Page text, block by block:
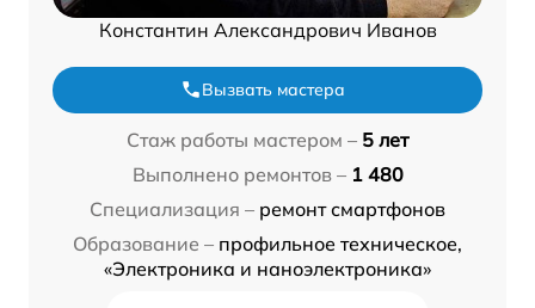
Константин Александрович Иванов
Вызвать мастера
Стаж работы мастером – 5 лет
Выполнено ремонтов – 1 480
Специализация – ремонт смартфонов
Образование – профильное техническое,
«Электроника и наноэлектроника»